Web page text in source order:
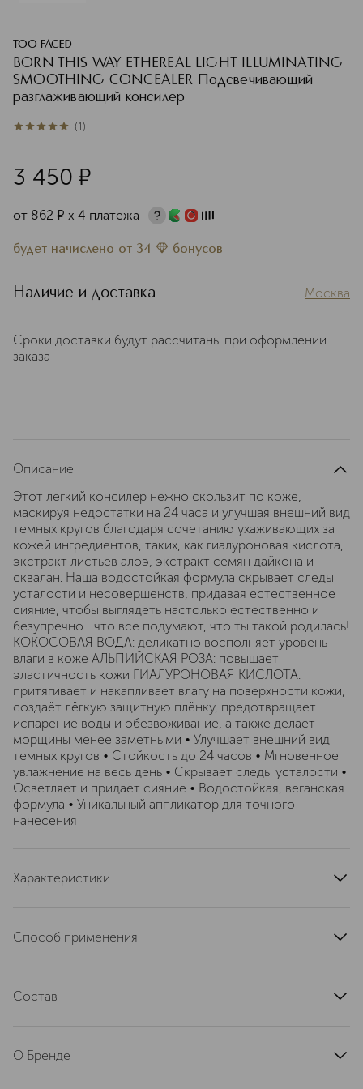
TOO FACED
BORN THIS WAY ETHEREAL LIGHT ILLUMINATING
SMOOTHING CONCEALER Подсвечивающий
разглаживающий консилер
5из 51 (1)
3 450 ¤
от 862 ¤ х 4 платежа
будет начислено от 34 бонусов
Наличие и доставка Москва
Сроки доставки будут рассчитаны при оформлении
заказа
Описание
Этот легкий консилер нежно скользит по коже,
маскируя недостатки на 24 часа и улучшая внешний вид
темных кругов благодаря сочетанию ухаживающих за
кожей ингредиентов, таких, как гиалуроновая кислота,
экстракт листьев алоэ, экстракт семян дайкона и
сквалан. Наша водостойкая формула скрывает следы
усталости и несовершенств, придавая естественное
сияние, чтобы выглядеть настолько естественно и
безупречно... что все подумают, что ты такой родилась!
КОКОСОВАЯ ВОДА: деликатно восполняет уровень
влаги в коже АЛЬПИЙСКАЯ РОЗА: повышает
эластичность кожи ГИАЛУРОНОВАЯ КИСЛОТА:
притягивает и накапливает влагу на поверхности кожи,
создаёт лёгкую защитную плёнку, предотвращает
испарение воды и обезвоживание, а также делает
морщины менее заметными • Улучшает внешний вид
темных кругов • Стойкость до 24 часов • Мгновенное
увлажнение на весь день • Скрывает следы усталости •
Осветляет и придает сияние • Водостойкая, веганская
формула • Уникальный аппликатор для точного
нанесения
Характеристики
артикул
Способ применения
внутренние и внешние уголки глаз, а также в зону под
направлению к внешнему, и растушуй для получения
Состав
Lauryl Polyglyceryl-3 Polydimethylsiloxyethyl
О Бренде